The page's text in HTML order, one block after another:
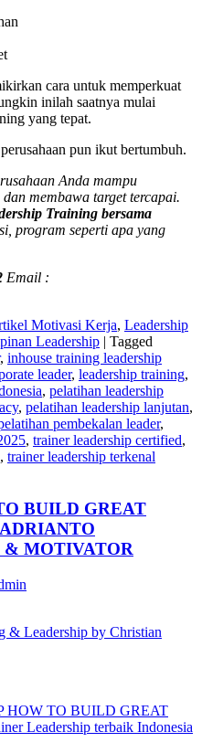
cara untuk memperkuat
inilah saatnya mulai
yang tepat.
pun ikut bertumbuh.
Anda mampu
membawa target tercapai.
Training bersama
program seperti apa yang
Email :
Motivasi Kerja, Leadership
Leadership | Tagged
, inhouse training leadership
leader, leadership training,
, pelatihan leadership
, pelatihan leadership lanjutan,
pembekalan leader,
, trainer leadership certified,
, trainer leadership terkenal
BUILD GREAT
& MOTIVATOR